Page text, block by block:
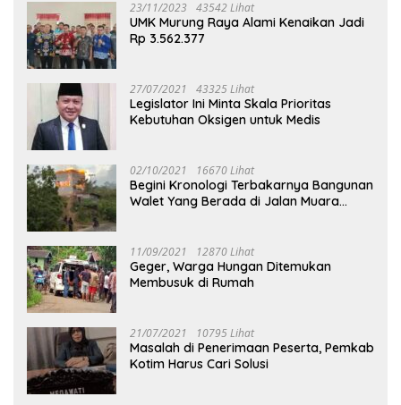
23/11/2023 43542 Lihat
UMK Murung Raya Alami Kenaikan Jadi
Rp 3.562.377
27/07/2021 43325 Lihat
Legislator Ini Minta Skala Prioritas
Kebutuhan Oksigen untuk Medis
02/10/2021 16670 Lihat
Begini Kronologi Terbakarnya Bangunan
Walet Yang Berada di Jalan Muara
11/09/2021 12870 Lihat
Geger, Warga Hungan Ditemukan
Membusuk di Rumah
21/07/2021 10795 Lihat
Masalah di Penerimaan Peserta, Pemkab
Kotim Harus Cari Solusi